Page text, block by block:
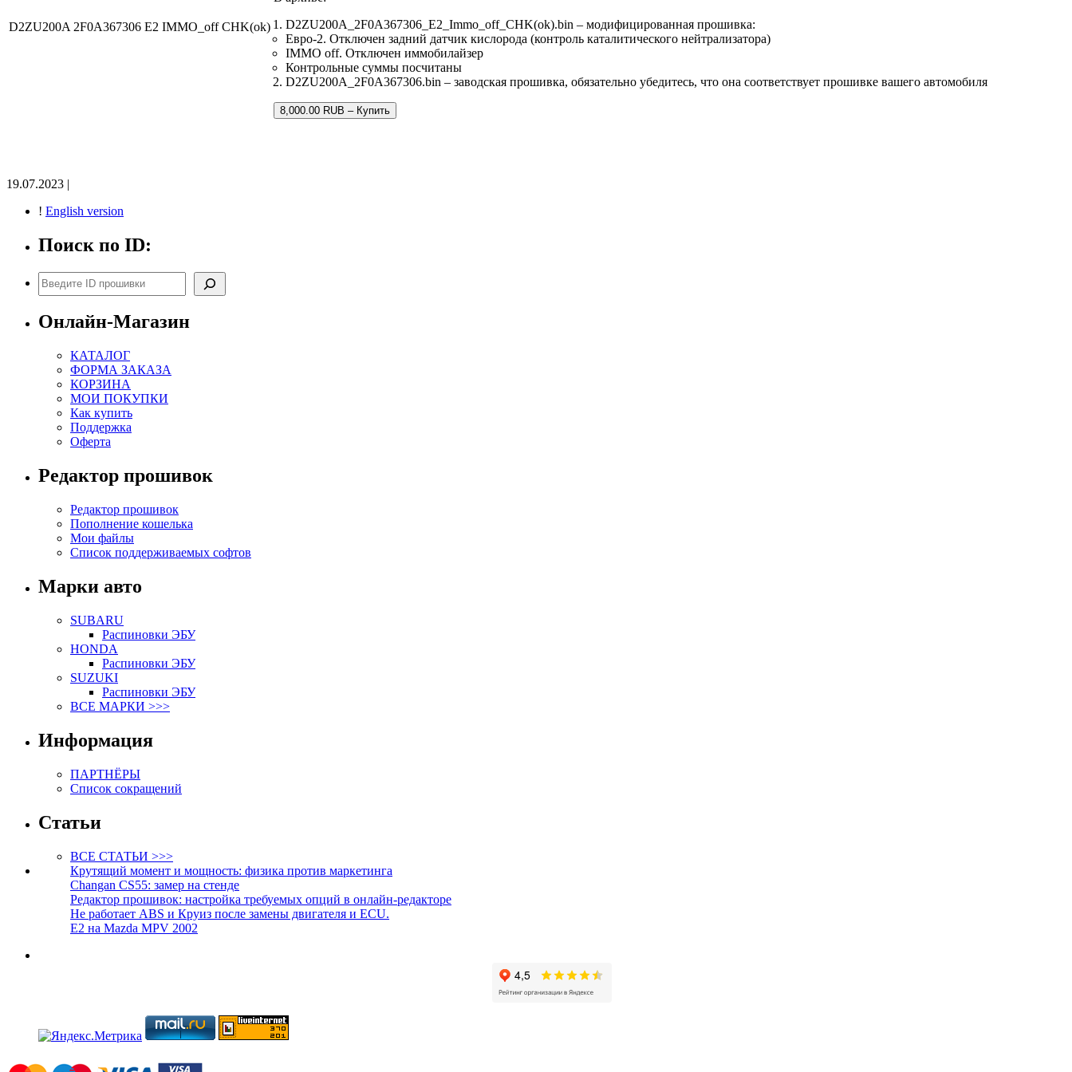
D2ZU200A 2F0A367306 E2 IMMO_off CHK(ok)
D2ZU200A_2F0A367306_E2_Immo_off_CHK(ok).bin – модифицированная прошивка:
Евро-2. Отключен задний датчик кислорода (контроль каталитического нейтрализатора)
IMMO off. Отключен иммобилайзер
Контрольные суммы посчитаны
D2ZU200A_2F0A367306.bin – заводская прошивка, обязательно убедитесь, что она соответствует прошивке вашего автомобиля
8,000.00 RUB – Купить
19.07.2023 |
! English version
Поиск по ID:
Поиск
Онлайн-Магазин
КАТАЛОГ
ФОРМА ЗАКАЗА
КОРЗИНА
МОИ ПОКУПКИ
Как купить
Поддержка
Оферта
Редактор прошивок
Редактор прошивок
Пополнение кошелька
Мои файлы
Список поддерживаемых софтов
Марки авто
SUBARU
Распиновки ЭБУ
HONDA
Распиновки ЭБУ
SUZUKI
Распиновки ЭБУ
ВСЕ МАРКИ >>>
Информация
ПАРТНЁРЫ
Список сокращений
Статьи
ВСЕ СТАТЬИ >>>
Крутящий момент и мощность: физика против маркетинга
Changan CS55: замер на стенде
Редактор прошивок: настройка требуемых опций в онлайн-редакторе
Не работает ABS и Круиз после замены двигателя и ECU.
E2 на Mazda MPV 2002